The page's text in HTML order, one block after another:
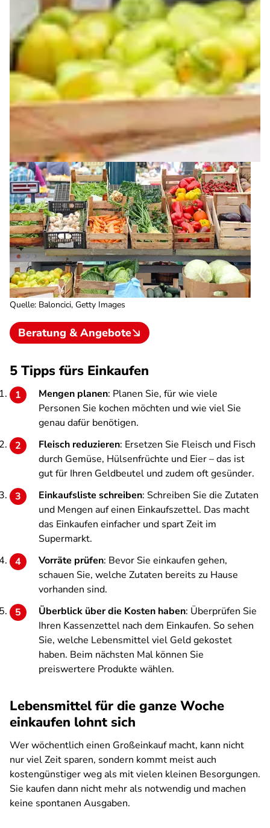
Quelle: Baloncici, Getty Images
Beratung & Angebote
5 Tipps fürs Einkaufen
Mengen planen: Planen Sie, für wie viele
Personen Sie kochen möchten und wie viel Sie
genau dafür benötigen.
Fleisch reduzieren: Ersetzen Sie Fleisch und Fisch
durch Gemüse, Hülsenfrüchte und Eier – das ist
gut für Ihren Geldbeutel und zudem oft gesünder.
Einkaufsliste schreiben: Schreiben Sie die Zutaten
und Mengen auf einen Einkaufszettel. Das macht
das Einkaufen einfacher und spart Zeit im
Supermarkt.
Vorräte prüfen: Bevor Sie einkaufen gehen,
schauen Sie, welche Zutaten bereits zu Hause
vorhanden sind.
Überblick über die Kosten haben: Überprüfen Sie
Ihren Kassenzettel nach dem Einkaufen. So sehen
Sie, welche Lebensmittel viel Geld gekostet
haben. Beim nächsten Mal können Sie
preiswertere Produkte wählen.
Lebensmittel für die ganze Woche
einkaufen lohnt sich
Wer wöchentlich einen Großeinkauf macht, kann nicht
nur viel Zeit sparen, sondern kommt meist auch
kostengünstiger weg als mit vielen kleinen Besorgungen.
Sie kaufen dann nicht mehr als notwendig und machen
keine spontanen Ausgaben.